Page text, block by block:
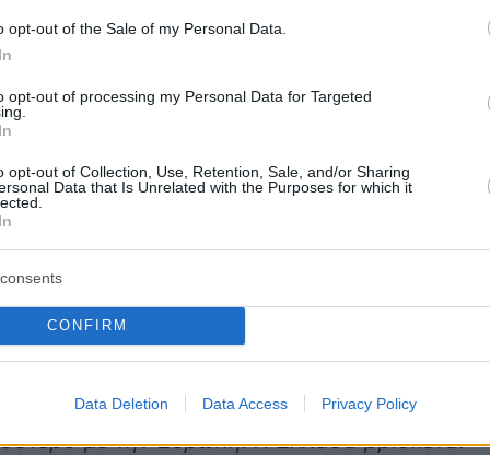
opt-out of the Sale of my Personal Data.
opt-out of processing my Personal Data for Targeted
opt-out of Collection, Use, Retention, Sale, and/or Sharing
Data that Is Unrelated with the Purposes for which it
CONFIRM
Data Deletion Data Access Privacy Policy
έχει ανοίξει βεντάλια μέτρων και
στον τόπο μας.«Δίνουμε τα μέσα και οι
τι θα πράξουν»
τους και με τις παρεμβάσεις μας να
το μέλλον τους, για να είμαστε χρήσιμοι στη
κατώτατος μισθός
το 2019, ενώ οι εργαζόμενοι έχουν τρεις
σε σχέση με το 2019.
ανάπτυξης της οικονομίας,
με την Ευρώπη. Η Ελλάδα βρίσκεται